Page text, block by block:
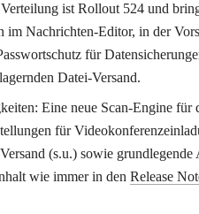
ist Rollout 524 und
im Nachrichten-Editor, in der
für
Datei-Versand.
Eine neue Scan-Engine
für
(s.u.) sowie
wie immer in den Release